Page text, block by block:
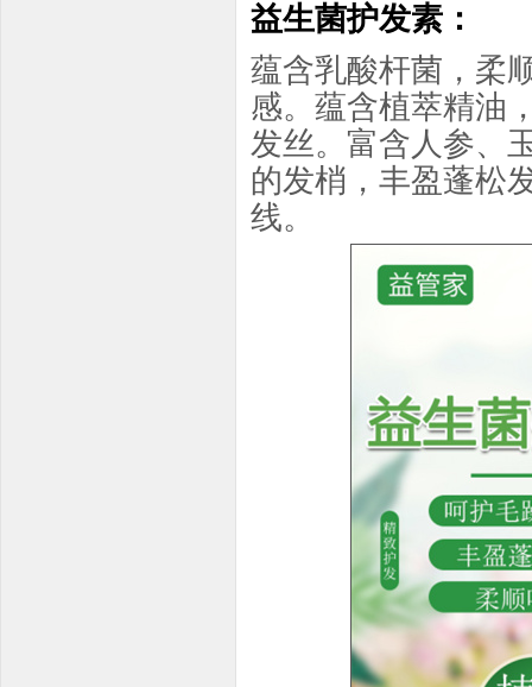
益生菌护发素：
蕴含乳酸杆菌，柔
感。蕴含植萃精油
发丝。富含人参、
的发梢，丰盈蓬松
线。